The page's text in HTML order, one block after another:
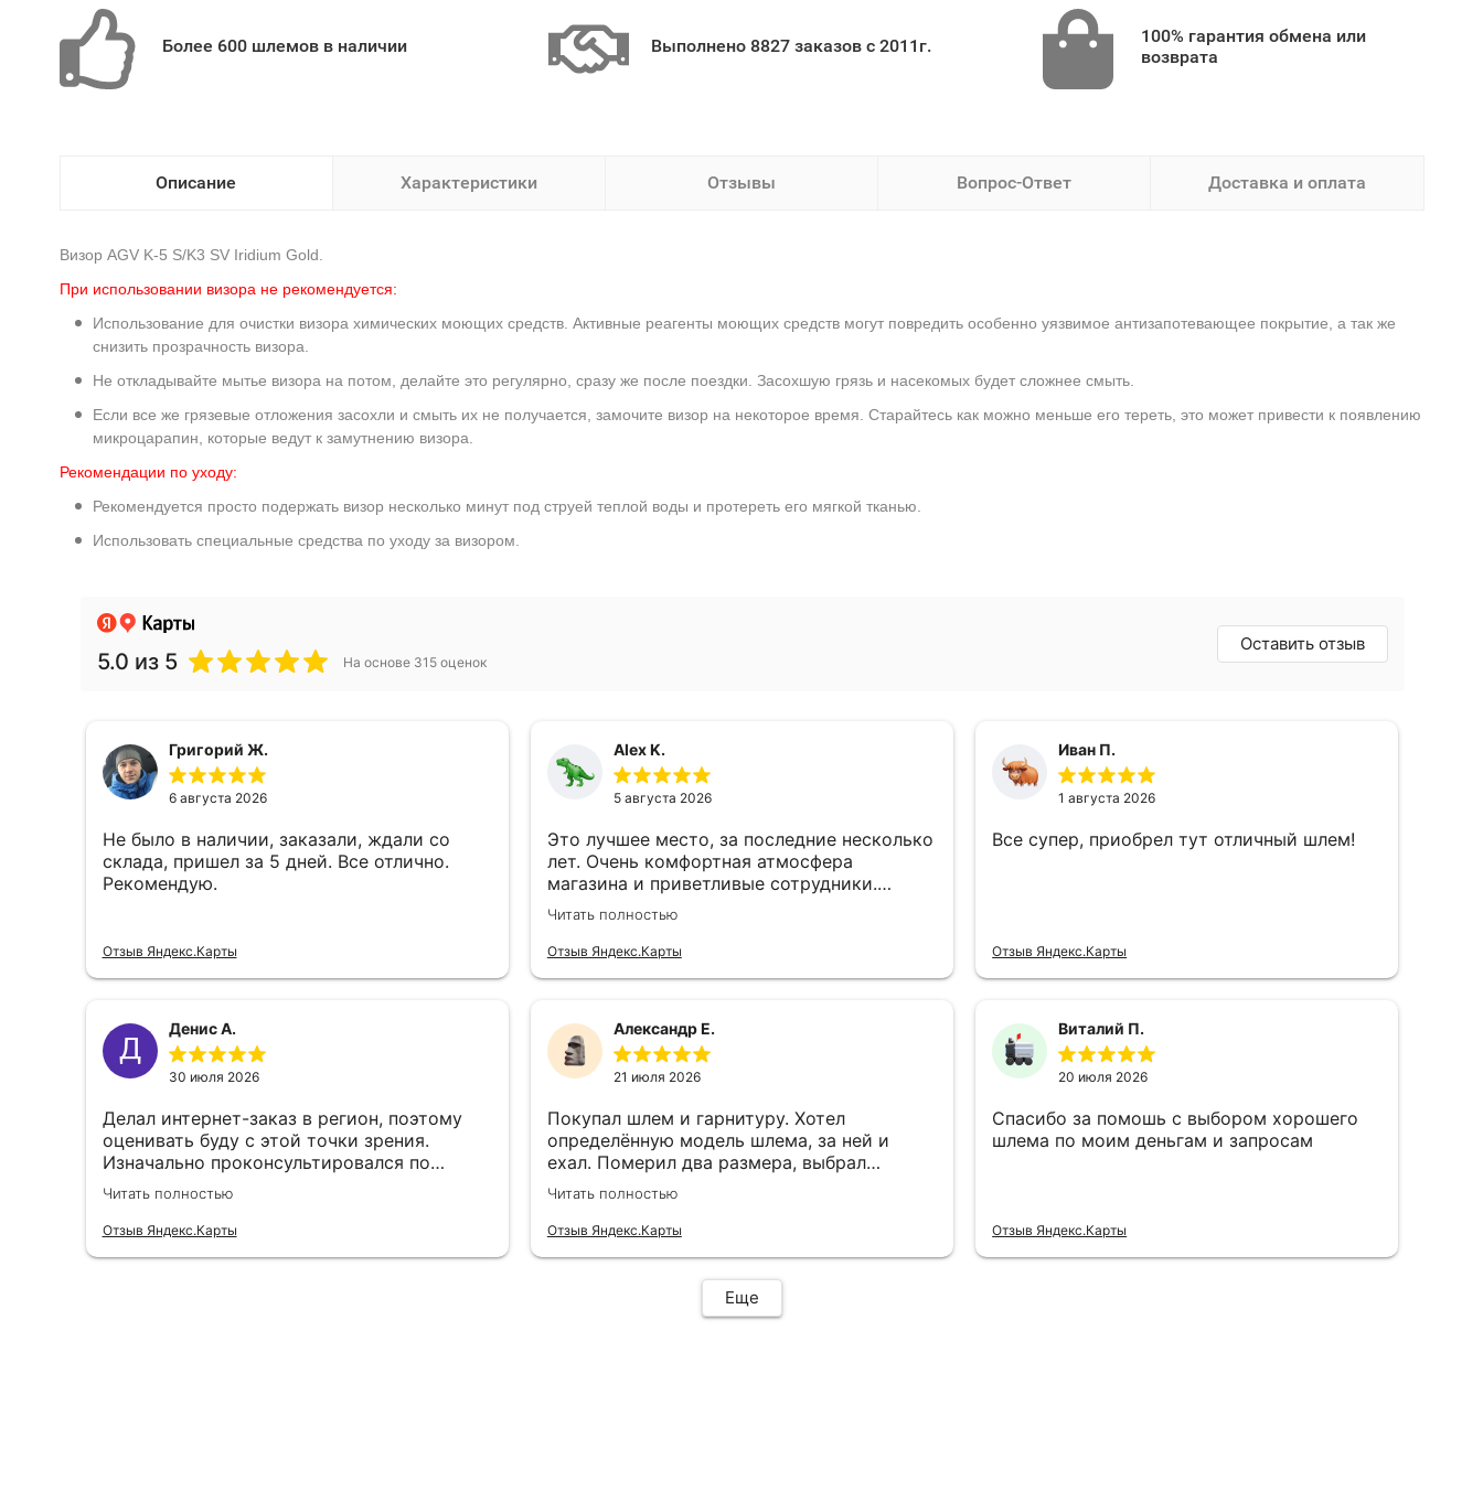
Более 600 шлемов в наличии Выполнено 8827 заказов с 2011г.
100% гарантия обмена или
возврата
Описание Характеристики Отзывы Вопрос-Ответ Доставка и оплата
Визор AGV K-5 S/K3 SV Iridium Gold.
При использовании визора не рекомендуется:
Использование для очистки визора химических моющих средств. Активные реагенты моющих средств могут повредить особенно уязвимое антизапотевающее покрытие, а так же
снизить прозрачность визора.
Не откладывайте мытье визора на потом, делайте это регулярно, сразу же после поездки. Засохшую грязь и насекомых будет сложнее смыть.
Если все же грязевые отложения засохли и смыть их не получается, замочите визор на некоторое время. Старайтесь как можно меньше его тереть, это может привести к появлению
микроцарапин, которые ведут к замутнению визора.
Рекомендации по уходу:
Рекомендуется просто подержать визор несколько минут под струей теплой воды и протереть его мягкой тканью.
Использовать специальные средства по уходу за визором.